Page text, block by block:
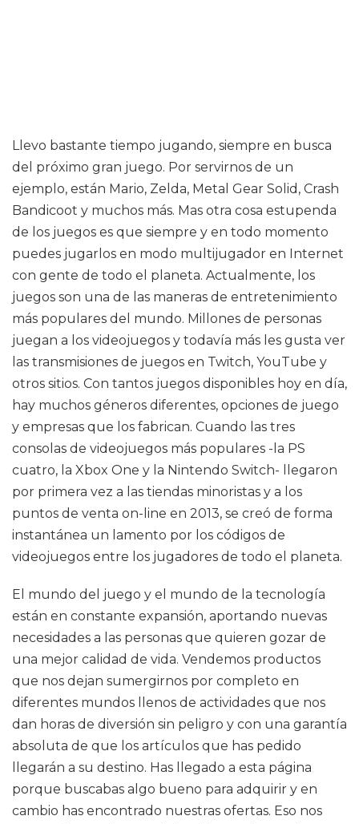
Llevo bastante tiempo jugando, siempre en busca
del próximo gran juego. Por servirnos de un
ejemplo, están Mario, Zelda, Metal Gear Solid, Crash
Bandicoot y muchos más. Mas otra cosa estupenda
de los juegos es que siempre y en todo momento
puedes jugarlos en modo multijugador en Internet
con gente de todo el planeta. Actualmente, los
juegos son una de las maneras de entretenimiento
más populares del mundo. Millones de personas
juegan a los videojuegos y todavía más les gusta ver
las transmisiones de juegos en Twitch, YouTube y
otros sitios. Con tantos juegos disponibles hoy en día,
hay muchos géneros diferentes, opciones de juego
y empresas que los fabrican. Cuando las tres
consolas de videojuegos más populares -la PS
cuatro, la Xbox One y la Nintendo Switch- llegaron
por primera vez a las tiendas minoristas y a los
puntos de venta on-line en 2013, se creó de forma
instantánea un lamento por los códigos de
videojuegos entre los jugadores de todo el planeta.
El mundo del juego y el mundo de la tecnología
están en constante expansión, aportando nuevas
necesidades a las personas que quieren gozar de
una mejor calidad de vida. Vendemos productos
que nos dejan sumergirnos por completo en
diferentes mundos llenos de actividades que nos
dan horas de diversión sin peligro y con una garantía
absoluta de que los artículos que has pedido
llegarán a su destino. Has llegado a esta página
porque buscabas algo bueno para adquirir y en
cambio has encontrado nuestras ofertas. Eso nos